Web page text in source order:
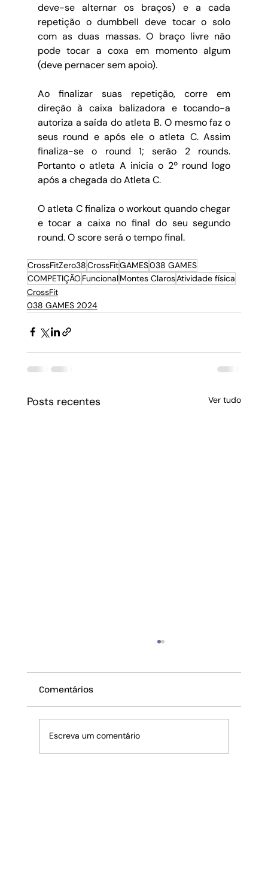
deve-se alternar os braços) e a cada
repetição o dumbbell deve tocar o solo
com as duas massas. O braço livre não
pode tocar a coxa em momento algum
(deve pernacer sem apoio).
Ao finalizar suas repetição, corre em
direção à caixa balizadora e tocando-a
autoriza a saída do atleta B. O mesmo faz o
seus round e após ele o atleta C. Assim
finaliza-se o round 1; serão 2 rounds.
Portanto o atleta A inicia o 2º round logo
após a chegada do Atleta C.
O atleta C finaliza o workout quando chegar
e tocar a caixa no final do seu segundo
round. O score será o tempo final.
CrossFitZero38CrossFitGAMES038 GAMES
COMPETIÇÃOFuncionalMontes ClarosAtividade física
CrossFit
038 GAMES 2024
Posts recentes Ver tudo
Comentários
Escreva um comentário